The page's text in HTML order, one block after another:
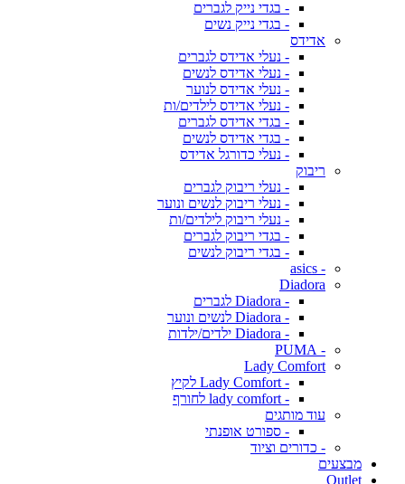
- בגדי נייק לגברים
- בגדי נייק נשים
אדידס
- נעלי אדידס לגברים
- נעלי אדידס לנשים
- נעלי אדידס לנוער
- נעלי אדידס לילדים/ות
- בגדי אדידס לגברים
- בגדי אדידס לנשים
- נעלי כדורגל אדידס
ריבוק
- נעלי ריבוק לגברים
- נעלי ריבוק לנשים ונוער
- נעלי ריבוק לילדים/ות
- בגדי ריבוק לגברים
- בגדי ריבוק לנשים
- asics
Diadora
- Diadora לגברים
- Diadora לנשים ונוער
- Diadora ילדים/ילדות
- PUMA
Lady Comfort
- Lady Comfort לקיץ
- lady comfort לחורף
עוד מותגים
- ספורט אופנתי
- כדורים וציוד
מבצעים
Outlet